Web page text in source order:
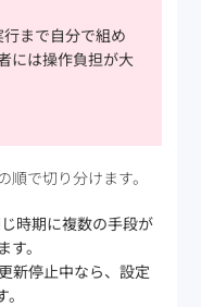
まで自分で組め
には操作負担が大
で切り分けます。
時期に複数の手段が
。
更新停止中なら、設定